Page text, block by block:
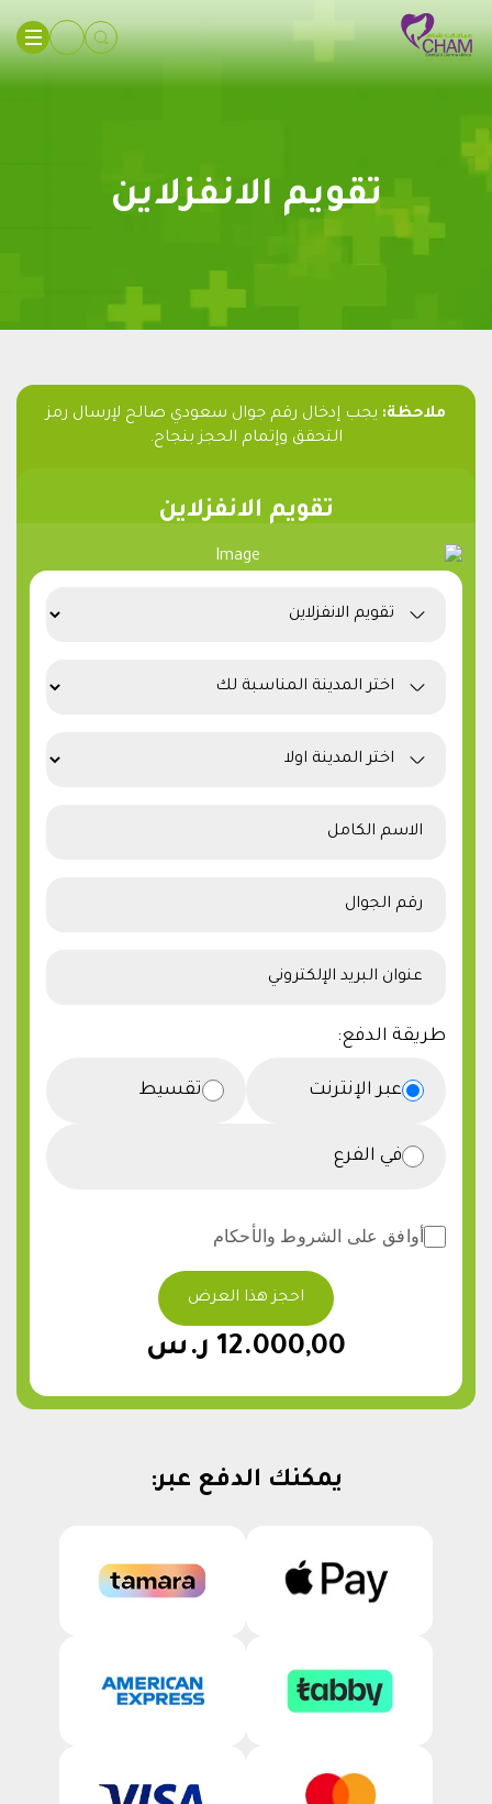
تقويم الانفزلاين
ملاحظة: يجب إدخال رقم جوال سعودي صالح لإرسال رمز
التحقق وإتمام الحجز بنجاح.
تقويم الانفزلاين
طريقة الدفع:
عبر الإنترنت تقسيط
في الفرع
أوافق على الشروط والأحكام
احجز هذا العرض
12.000,00 ر.س
يمكنك الدفع عبر: